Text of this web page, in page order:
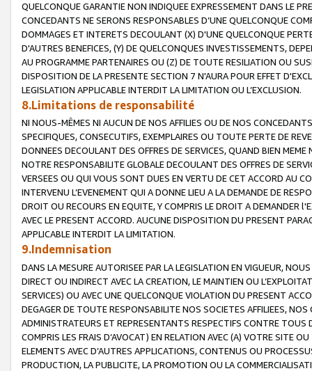
QUELCONQUE GARANTIE NON INDIQUEE EXPRESSEMENT DANS LE
CONCEDANTS NE SERONS RESPONSABLES D’UNE QUELCONQUE
DOMMAGES ET INTERETS DECOULANT (X) D'UNE QUELCONQUE
D'AUTRES BENEFICES, (Y) DE QUELCONQUES INVESTISSEMENTS,
AU PROGRAMME PARTENAIRES OU (Z) DE TOUTE RESILIATION OU
DISPOSITION DE LA PRESENTE SECTION 7 N'AURA POUR EFFET
LEGISLATION APPLICABLE INTERDIT LA LIMITATION OU L’EXCLUSION.
8.Limitations de responsabilité
NI NOUS-MÊMES NI AUCUN DE NOS AFFILIES OU DE NOS
SPECIFIQUES, CONSECUTIFS, EXEMPLAIRES OU TOUTE PERTE DE
DONNEES DECOULANT DES OFFRES DE SERVICES, QUAND BIEN
NOTRE RESPONSABILITE GLOBALE DECOULANT DES OFFRES DE
VERSEES OU QUI VOUS SONT DUES EN VERTU DE CET ACCORD AU
INTERVENU L’EVENEMENT QUI A DONNE LIEU A LA DEMANDE DE
DROIT OU RECOURS EN EQUITE, Y COMPRIS LE DROIT A DEMANDER
AVEC LE PRESENT ACCORD. AUCUNE DISPOSITION DU PRESENT
APPLICABLE INTERDIT LA LIMITATION.
9.Indemnisation
DANS LA MESURE AUTORISEE PAR LA LEGISLATION EN VIGUEUR,
DIRECT OU INDIRECT AVEC LA CREATION, LE MAINTIEN OU
SERVICES) OU AVEC UNE QUELCONQUE VIOLATION DU PRESENT
DEGAGER DE TOUTE RESPONSABILITE NOS SOCIETES AFFILIEES,
ADMINISTRATEURS ET REPRESENTANTS RESPECTIFS CONTRE
COMPRIS LES FRAIS D’AVOCAT) EN RELATION AVEC (A) VOTRE SITE
ELEMENTS AVEC D’AUTRES APPLICATIONS, CONTENUS OU
PRODUCTION, LA PUBLICITE, LA PROMOTION OU LA